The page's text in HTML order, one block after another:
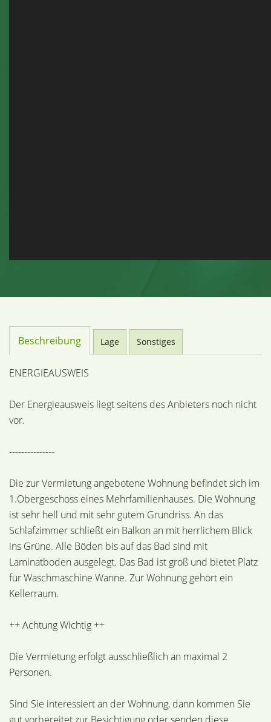
Beschreibung Lage Sonstiges
ENERGIEAUSWEIS
Der Energieausweis liegt seitens des Anbieters noch nicht
vor.
---------------
Die zur Vermietung angebotene Wohnung befindet sich im
1.Obergeschoss eines Mehrfamilienhauses. Die Wohnung
ist sehr hell und mit sehr gutem Grundriss. An das
Schlafzimmer schließt ein Balkon an mit herrlichem Blick
ins Grüne. Alle Böden bis auf das Bad sind mit
Laminatboden ausgelegt. Das Bad ist groß und bietet Platz
für Waschmaschine Wanne. Zur Wohnung gehört ein
Kellerraum.
++ Achtung Wichtig ++
Die Vermietung erfolgt ausschließlich an maximal 2
Personen.
Sind Sie interessiert an der Wohnung, dann kommen Sie